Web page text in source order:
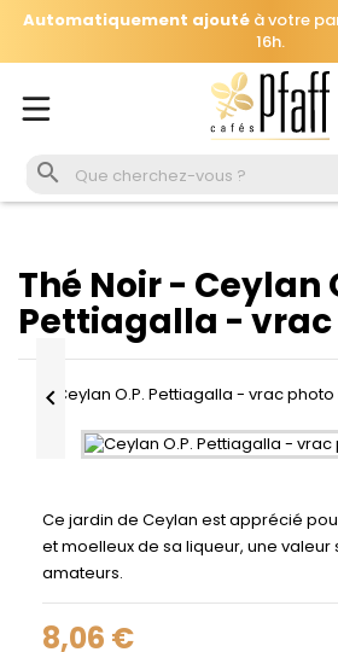
Automatiquement ajouté à votre
16h.
Cap sur Muhura, terroir et notes
250g offerts dès

Thé Noir - Ceylan
Pettiagalla - vrac

Ce jardin de Ceylan est apprécié
et moelleux de sa liqueur, une valeur
amateurs.
8,06 €
Se connecter
Vous devez être connecté pour
de votre liste de souhaits.